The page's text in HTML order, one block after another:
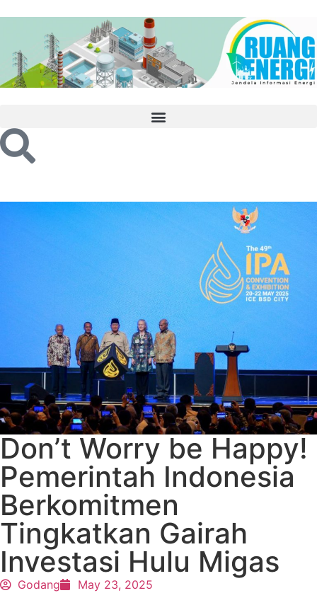
Don’t Worry be Happy!
Pemerintah Indonesia
Berkomitmen
Tingkatkan Gairah
Investasi Hulu Migas
Godang May 23, 2025